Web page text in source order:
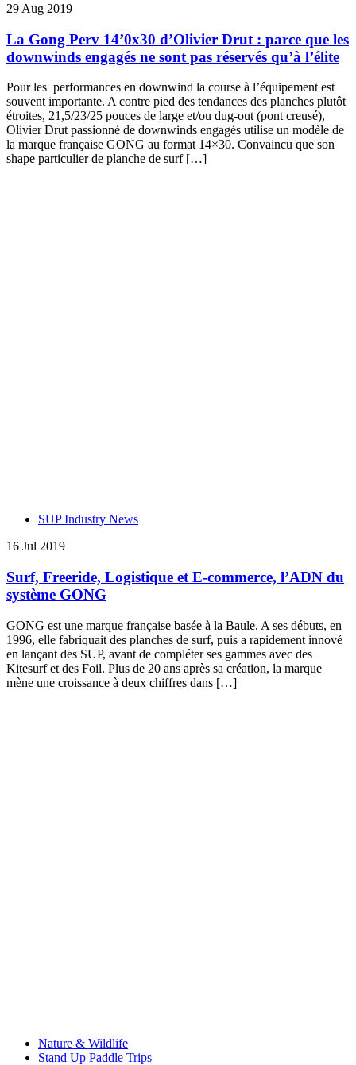
29 Aug 2019
La Gong Perv 14’0x30 d’Olivier Drut : parce que les
downwinds engagés ne sont pas réservés qu’à l’élite
Pour les performances en downwind la course à l’équipement est
souvent importante. A contre pied des tendances des planches plutôt
étroites, 21,5/23/25 pouces de large et/ou dug-out (pont creusé),
Olivier Drut passionné de downwinds engagés utilise un modèle de
la marque française GONG au format 14×30. Convaincu que son
shape particulier de planche de surf […]
SUP Industry News
16 Jul 2019
Surf, Freeride, Logistique et E-commerce, l’ADN du
système GONG
GONG est une marque française basée à la Baule. A ses débuts, en
1996, elle fabriquait des planches de surf, puis a rapidement innové
en lançant des SUP, avant de compléter ses gammes avec des
Kitesurf et des Foil. Plus de 20 ans après sa création, la marque
mène une croissance à deux chiffres dans […]
Nature & Wildlife
Stand Up Paddle Trips